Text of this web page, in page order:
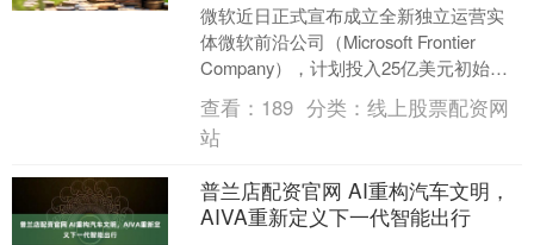
微软近日正式宣布成立全新独立运营实
体微软前沿公司（Microsoft Frontier
Company），计划投入25亿美元初始资
金，并调配约6000名工程师、....
查看： 189 分类：线上股票配资网
站
普兰店配资官网 AI重构汽车文明，
AIVA重新定义下一代智能出行